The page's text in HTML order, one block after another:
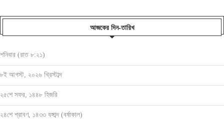
আজকের দিন-তারিখ
শনিবার (রাত ৮:২১)
৮ই আগস্ট, ২০২৬ খ্রিস্টাব্দ
২৫শে সফর, ১৪৪৮ হিজরি
২৪শে শ্রাবণ, ১৪৩৩ বঙ্গাব্দ (বর্ষাকাল)